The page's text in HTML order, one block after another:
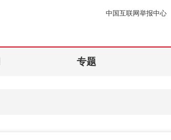
中国互联网举报中心
专题